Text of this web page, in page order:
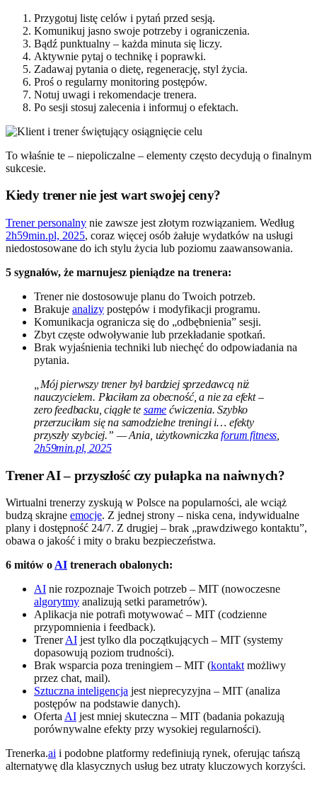
Przygotuj listę celów i pytań przed sesją.
Komunikuj jasno swoje potrzeby i ograniczenia.
Bądź punktualny – każda minuta się liczy.
Aktywnie pytaj o technikę i poprawki.
Zadawaj pytania o dietę, regenerację, styl życia.
Proś o regularny monitoring postępów.
Notuj uwagi i rekomendacje trenera.
Po sesji stosuj zalecenia i informuj o efektach.
To właśnie te – niepoliczalne – elementy często decydują o finalnym
sukcesie.
Kiedy trener nie jest wart swojej ceny?
Trener personalny nie zawsze jest złotym rozwiązaniem. Według
2h59min.pl, 2025, coraz więcej osób żałuje wydatków na usługi
niedostosowane do ich stylu życia lub poziomu zaawansowania.
5 sygnałów, że marnujesz pieniądze na trenera:
Trener nie dostosowuje planu do Twoich potrzeb.
Brakuje analizy postępów i modyfikacji programu.
Komunikacja ogranicza się do „odbębnienia” sesji.
Zbyt częste odwoływanie lub przekładanie spotkań.
Brak wyjaśnienia techniki lub niechęć do odpowiadania na
pytania.
„Mój pierwszy trener był bardziej sprzedawcą niż
nauczycielem. Płaciłam za obecność, a nie za efekt –
zero feedbacku, ciągłe te same ćwiczenia. Szybko
przerzuciłam się na samodzielne treningi i… efekty
przyszły szybciej.” — Ania, użytkowniczkaforum fitness
2h59min.pl, 2025
Trener AI – przyszłość czy pułapka na naiwnych?
Wirtualni trenerzy zyskują w Polsce na popularności, ale wciąż
budzą skrajne emocje. Z jednej strony – niska cena, indywidualne
plany i dostępność 24/7. Z drugiej – brak „prawdziwego kontaktu”,
obawa o jakość i mity o braku bezpieczeństwa.
6 mitów oAI trenerach obalonych:
AI nie rozpoznaje Twoich potrzeb – MIT (nowoczesne
algorytmy analizują setki parametrów).
Aplikacja nie potrafi motywować – MIT (codzienne
przypomnienia i feedback).
TrenerAI jest tylko dla początkujących – MIT (systemy
dopasowują poziom trudności).
Brak wsparcia poza treningiem – MIT (kontaktmożliwy
przez chat, mail).
Sztuczna inteligencja jest nieprecyzyjna – MIT (analiza
postępów na podstawie danych).
OfertaAI jest mniej skuteczna – MIT (badania pokazują
porównywalne efekty przy wysokiej regularności).
Trenerka.ai i podobne platformy redefiniują rynek, oferując tańszą
alternatywę dla klasycznych usług bez utraty kluczowych korzyści.